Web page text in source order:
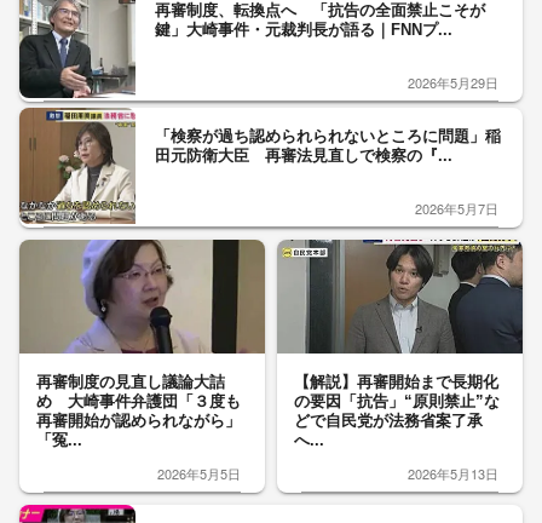
再審制度、転換点へ 「抗告の全面禁止こそが
鍵」大崎事件・元裁判長が語る｜FNNプ...
2026年5月29日
「検察が過ち認められられないところに問題」稲
田元防衛大臣 再審法見直しで検察の『...
2026年5月7日
再審制度の見直し議論大詰
め 大崎事件弁護団「３度も
再審開始が認められながら」
「冤...
2026年5月5日
【解説】再審開始まで長期化
の要因「抗告」“原則禁止”な
どで自民党が法務省案了承
へ...
2026年5月13日